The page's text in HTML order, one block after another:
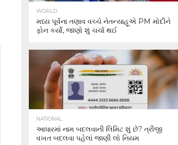
WORLD
મધ્ય પૂર્વના તણાવ વચ્ચે નેતન્યાહૂએ PM મોદીને
ફોન કર્યો, જાણો શું ચર્ચા થઈ
NATIONAL
આધારમાં નામ બદલવાની લિમિટ શું છે? ત્રીજી
વખત બદલવા પહેલાં જાણી લો નિયમ